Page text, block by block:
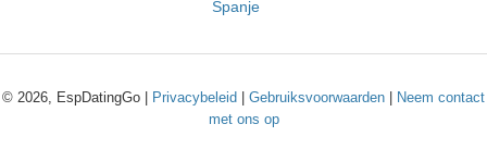
Spanje
© 2026, EspDatingGo | Privacybeleid Gebruiksvoorwaarden
Neem contact
met ons op